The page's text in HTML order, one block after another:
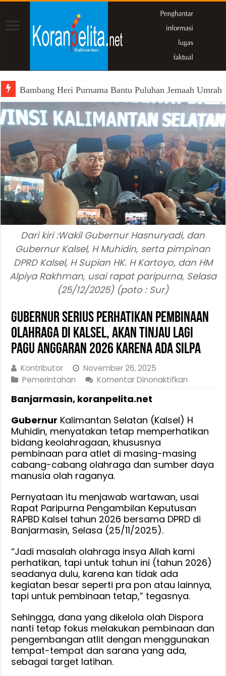
Bambang Heri Purnama Bantu Puluhan Jemaah
Dari kiri :Wakil Gubernur Hasnuryadi, dan
Gubernur Kalsel, H Muhidin, serta pimpinan
DPRD Kalsel, H Supian HK. H Kartoyo, dan HM
Alpiya Rakhman, usai rapat paripurna, Selasa
(25/12/2025) (poto : Sur)
Gubernur Serius Perhatikan Pembinaan
Olahraga di Kalsel, Akan Tinjau Lagi
Pagu Anggaran 2026 Karena Ada Silpa
Kontributor
November 26, 2025
Pemerintahan
Komentar Dinonaktifkan
Olahraga
di
Kalsel,
Akan
Lagi
Pagu
Anggaran
Ada
Silpa
Banjarmasin, koranpelita.net
Gubernur Kalimantan Selatan (Kalsel) H
Muhidin, menyatakan tetap memperhatikan
bidang keolahragaan, khususnya
pembinaan para atlet di masing-masing
cabang-cabang olahraga dan sumber daya
manusia olah raganya.
Pernyataan itu menjawab wartawan, usai
Rapat Paripurna Pengambilan Keputusan
RAPBD Kalsel tahun 2026 bersama DPRD di
Banjarmasin, Selasa (25/11/2025).
“Jadi masalah olahraga insya Allah kami
perhatikan, tapi untuk tahun ini (tahun 2026)
seadanya dulu, karena kan tidak ada
kegiatan besar seperti pra pon atau lainnya,
tapi untuk pembinaan tetap,” tegasnya.
Sehingga, dana yang dikelola olah Dispora
nanti tetap fokus melakukan pembinaan dan
pengembangan atlit dengan menggunakan
tempat-tempat dan sarana yang ada,
sebagai target latihan.